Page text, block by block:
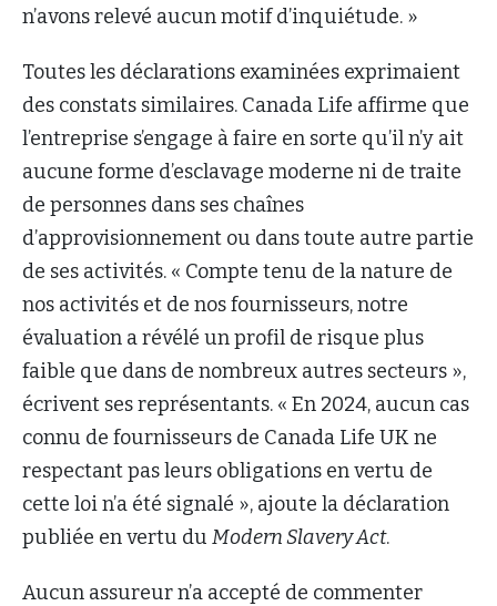
n’avons relevé aucun motif d’inquiétude. »
Toutes les déclarations examinées exprimaient
des constats similaires. Canada Life affirme que
l’entreprise s’engage à faire en sorte qu’il n’y ait
aucune forme d’esclavage moderne ni de traite
de personnes dans ses chaînes
d’approvisionnement ou dans toute autre partie
de ses activités. « Compte tenu de la nature de
nos activités et de nos fournisseurs, notre
évaluation a révélé un profil de risque plus
faible que dans de nombreux autres secteurs »,
écrivent ses représentants. « En 2024, aucun cas
connu de fournisseurs de Canada Life UK ne
respectant pas leurs obligations en vertu de
cette loi n’a été signalé », ajoute la déclaration
publiée en vertu du Modern Slavery Act.
Aucun assureur n’a accepté de commenter